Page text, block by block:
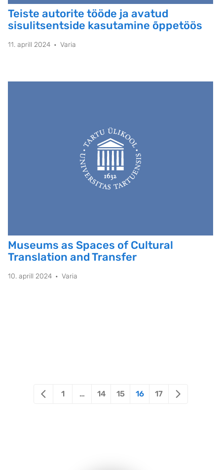
Teiste autorite tööde ja avatud
sisulitsentside kasutamine õppetöös
11. aprill 2024 Varia
Museums as Spaces of Cultural
Translation and Transfer
10. aprill 2024 Varia
1 … 14 15 16 17